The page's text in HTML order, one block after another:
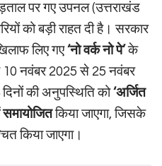
पर गए उपनल (उत्तराखंड
को बड़ी राहत दी है। सरकार
लिए गए‘नो वर्क नो पे’के
नवंबर 2025 से 25 नवंबर
की अनुपस्थिति को‘अर्जित
किया जाएगा, जिसके
किया जाएगा।